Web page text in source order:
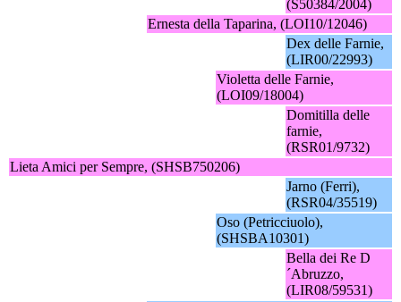
(S50384/2004)
Ernesta della Taparina, (LOI10/12046)
Dex delle Farnie,
(LIR00/22993)
Violetta delle Farnie,
(LOI09/18004)
Domitilla delle
farnie,
(RSR01/9732)
Lieta Amici per Sempre, (SHSB750206)
Jarno (Ferri),
(RSR04/35519)
Oso (Petricciuolo),
(SHSBA10301)
Bella dei Re D
´Abruzzo,
(LIR08/59531)